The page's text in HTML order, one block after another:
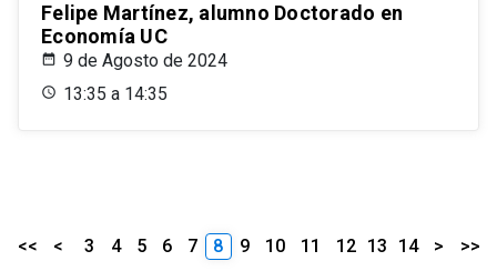
Felipe Martínez, alumno Doctorado en
Economía UC
9 de Agosto de 2024
13:35 a 14:35
<< < 3 4 5 6 7 8 9 10 11 12 13 14 > >>